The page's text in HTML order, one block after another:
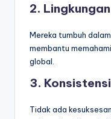
2.
Mereka tumbuh
membantu
global.
3.
Tidak ada